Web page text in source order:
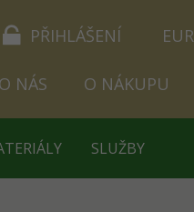
PŘIHLÁŠENÍ EUR
O NÁS O NÁKUPU
SLUŽBY